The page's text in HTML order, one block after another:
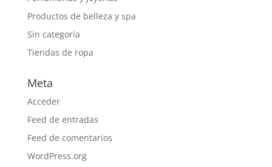
Productos de belleza y spa
Sin categoría
Tiendas de ropa
Meta
Acceder
Feed de entradas
Feed de comentarios
WordPress.org